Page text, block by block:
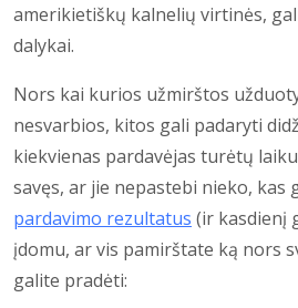
amerikietiškų kalnelių virtinės,
dalykai.
Nors kai kurios užmirštos
nesvarbios, kitos gali padaryti
kiekvienas pardavėjas turėtų
savęs, ar jie nepastebi nieko, kas
pardavimo rezultatus (ir kasdienį
įdomu, ar vis pamirštate ką nors
galite pradėti: